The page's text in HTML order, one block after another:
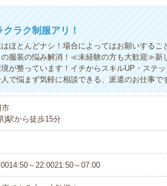
ラク制服アリ！
ほとんどナシ！場合によってはお願いするこ
服装の悩み解消！≪未経験の方も大歓迎≫新
が整っています！イチからスキルUP・ステ
で悩まず気軽に相談できる、派遣のお仕事で
市
)駅から徒歩15分
～22:0021:50～07:00